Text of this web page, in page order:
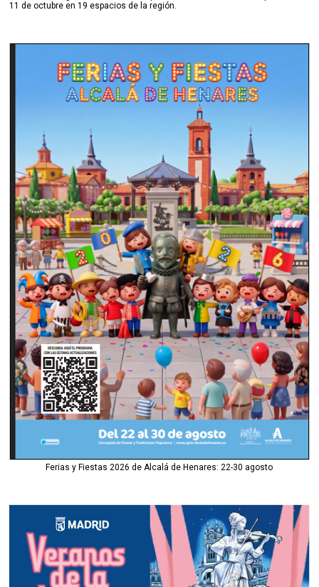
11 de octubre en 19 espacios de la región.
Ferias y Fiestas 2026 de Alcalá de Henares: 22-30 agosto